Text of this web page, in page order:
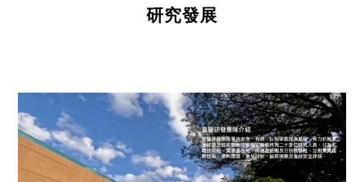
研究發展